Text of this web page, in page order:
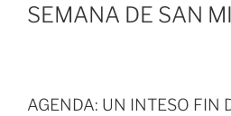
SEMANA DE SAN
AGENDA: UN INTESO FIN